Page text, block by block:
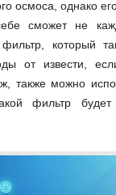
осмоса, однако
сможет не
который
от извести,
также можно
фильтр